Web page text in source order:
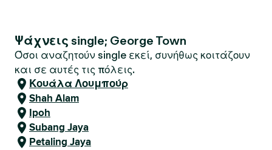
Ψάχνεις single; George Town
Όσοι αναζητούν single εκεί, συνήθως κοιτάζουν
και σε αυτές τις πόλεις.
Κουάλα Λουμπούρ
Shah Alam
Ipoh
Subang Jaya
Petaling Jaya